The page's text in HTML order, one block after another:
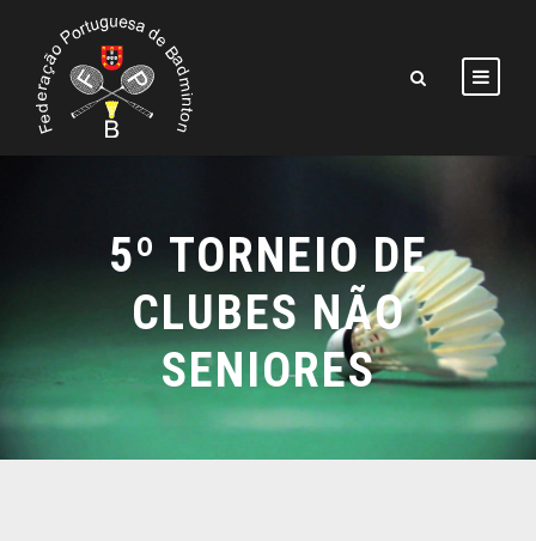
5º TORNEIO DE
CLUBES NÃO
SENIORES